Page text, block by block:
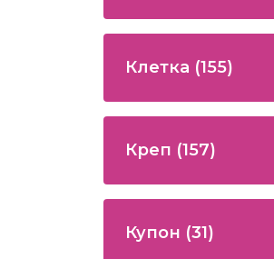
Клетка (155)
Креп (157)
Купон (31)